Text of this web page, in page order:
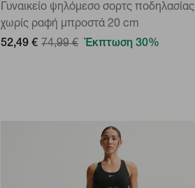
Γυναικείο ψηλόμεσο σορτς ποδηλασίας
χωρίς ραφή μπροστά 20 cm
52,49 € 74,99 € Έκπτωση 30%